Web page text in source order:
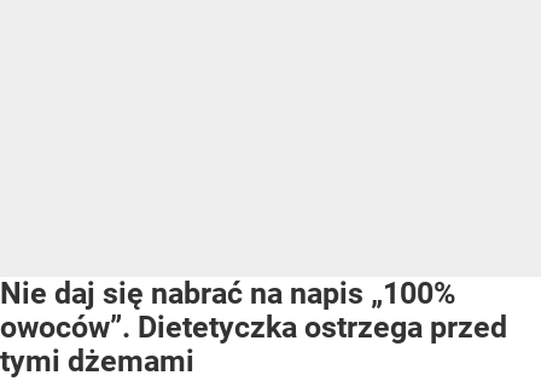
Nie daj się nabrać na napis „100%
owoców”. Dietetyczka ostrzega przed
tymi dżemami